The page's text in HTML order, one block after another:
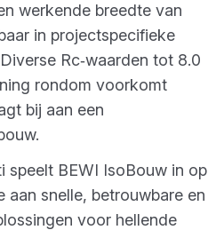
werkende breedte van
in projectspecifieke
Rc‑waarden tot 8.0
rondom voorkomt
bij aan een
speelt BEWI IsoBouw in op
aan snelle, betrouwbare en
voor hellende